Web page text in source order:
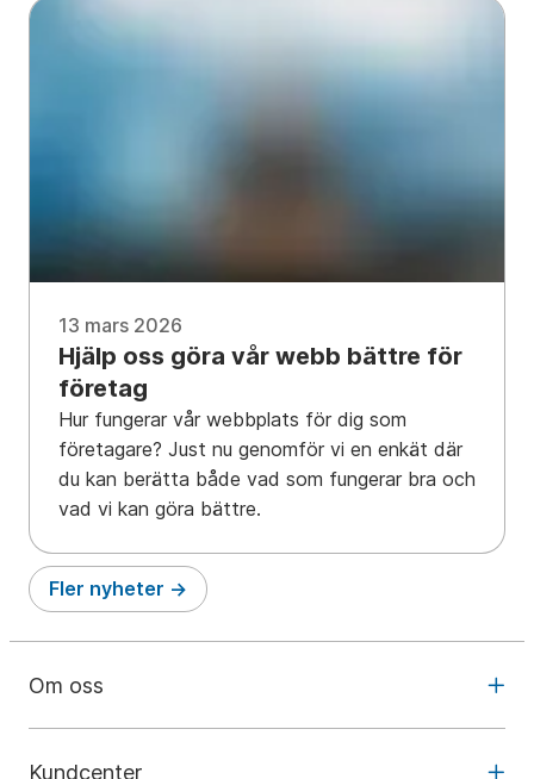
13 mars 2026
Hjälp oss göra vår webb bättre för
företag
Hur fungerar vår webbplats för dig som
företagare? Just nu genomför vi en enkät där
du kan berätta både vad som fungerar bra och
vad vi kan göra bättre.
Fler nyheter
Om oss
Kundcenter